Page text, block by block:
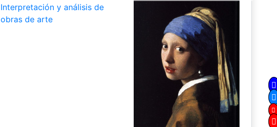
Interpretación y análisis de
obras de arte